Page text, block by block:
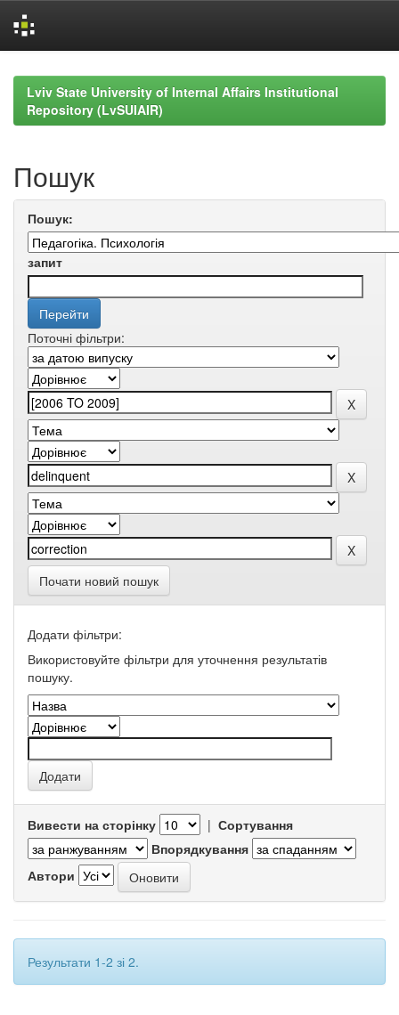
navigationLviv State University of Internal Affairs Institutional
Repository (LvSUIAIR)
Пошук
Пошук:
запит
Поточні фільтри:
Почати новий пошук
Додати фільтри:
Використовуйте фільтри для уточнення результатів
пошуку.
Вивести на сторінку | Сортування
Впорядкування
Автори
Результати 1-2 зі 2.